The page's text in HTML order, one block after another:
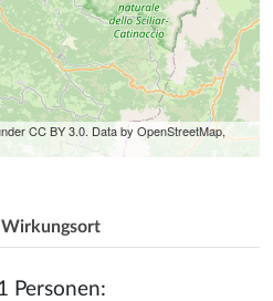
CC BY 3.0. Data by OpenStreetMap,
Wirkungsort
Personen: